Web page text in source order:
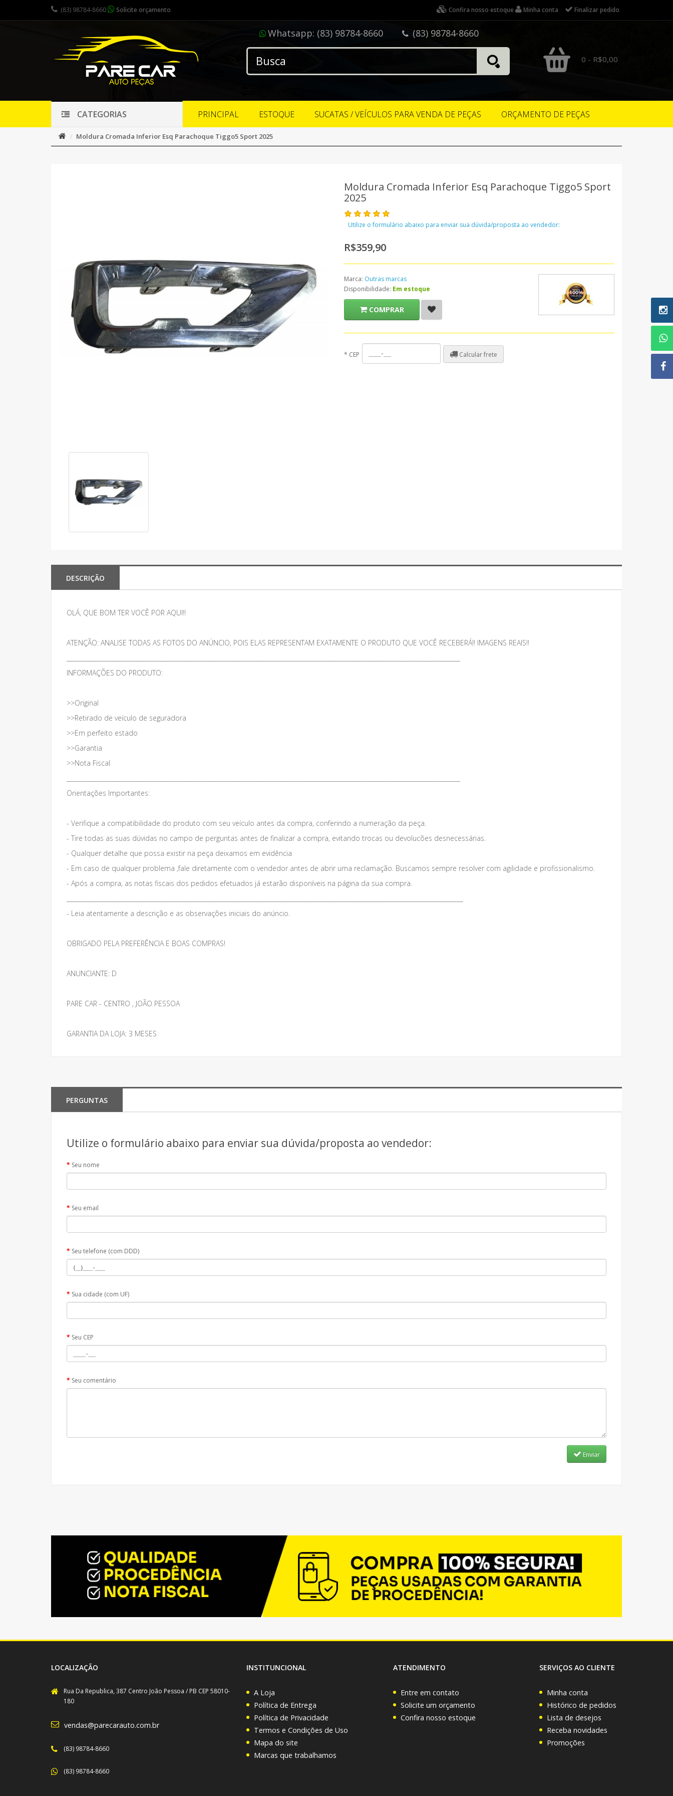
(83) 98784-8660 Solicite orçamento Confira nosso estoque Minha conta Finalizar pedido
Whatsapp: (83) 98784-8660 (83) 98784-8660
0 - R$0,00
CATEGORIAS PRINCIPAL ESTOQUE SUCATAS / VEÍCULOS PARA VENDA DE PEÇAS ORÇAMENTO DE PEÇAS
Moldura Cromada Inferior Esq Parachoque Tiggo5 Sport 2025
Moldura Cromada Inferior Esq Parachoque Tiggo5 Sport
2025
Utilize o formulário abaixo para enviar sua dúvida/proposta ao vendedor:
R$359,90
Marca: Outras marcas
Disponibilidade: Em estoque
COMPRAR
* CEP Calcular frete
DESCRIÇÃO
OLÁ, QUE BOM TER VOCÊ POR AQUI!!
ATENÇÃO: ANALISE TODAS AS FOTOS DO ANÚNCIO, POIS ELAS REPRESENTAM EXATAMENTE O PRODUTO QUE VOCÊ RECEBERÁ!! IMAGENS REAIS!!
INFORMAÇÕES DO PRODUTO:
>>Original
>>Retirado de veículo de seguradora
>>Em perfeito estado
>>Garantia
>>Nota Fiscal
Orientações Importantes:
- Verifique a compatibilidade do produto com seu veículo antes da compra, conferindo a numeração da peça.
- Tire todas as suas dúvidas no campo de perguntas antes de finalizar a compra, evitando trocas ou devolucões desnecessárias.
- Qualquer detalhe que possa existir na peça deixamos em evidência
- Em caso de qualquer problema ,fale diretamente com o vendedor antes de abrir uma reclamação. Buscamos sempre resolver com agilidade e profissionalismo.
- Após a compra, as notas fiscais dos pedidos efetuados já estarão disponíveis na página da sua compra.
- Leia atentamente a descrição e as observações iniciais do anúncio.
OBRIGADO PELA PREFERÊNCIA E BOAS COMPRAS!
ANUNCIANTE: D
PARE CAR - CENTRO , JOÃO PESSOA
GARANTIA DA LOJA: 3 MESES
PERGUNTAS
Utilize o formulário abaixo para enviar sua dúvida/proposta ao vendedor:
Seu nome
Seu email
Seu telefone (com DDD)
Sua cidade (com UF)
Seu CEP
Seu comentário
Enviar
LOCALIZAÇÃO
Rua Da Republica, 387 Centro João Pessoa / PB CEP 58010-
180
vendas@parecarauto.com.br
(83) 98784-8660
(83) 98784-8660
INSTITUNCIONAL
A Loja
Política de Entrega
Política de Privacidade
Termos e Condições de Uso
Mapa do site
Marcas que trabalhamos
ATENDIMENTO
Entre em contato
Solicite um orçamento
Confira nosso estoque
SERVIÇOS AO CLIENTE
Minha conta
Histórico de pedidos
Lista de desejos
Receba novidades
Promoções